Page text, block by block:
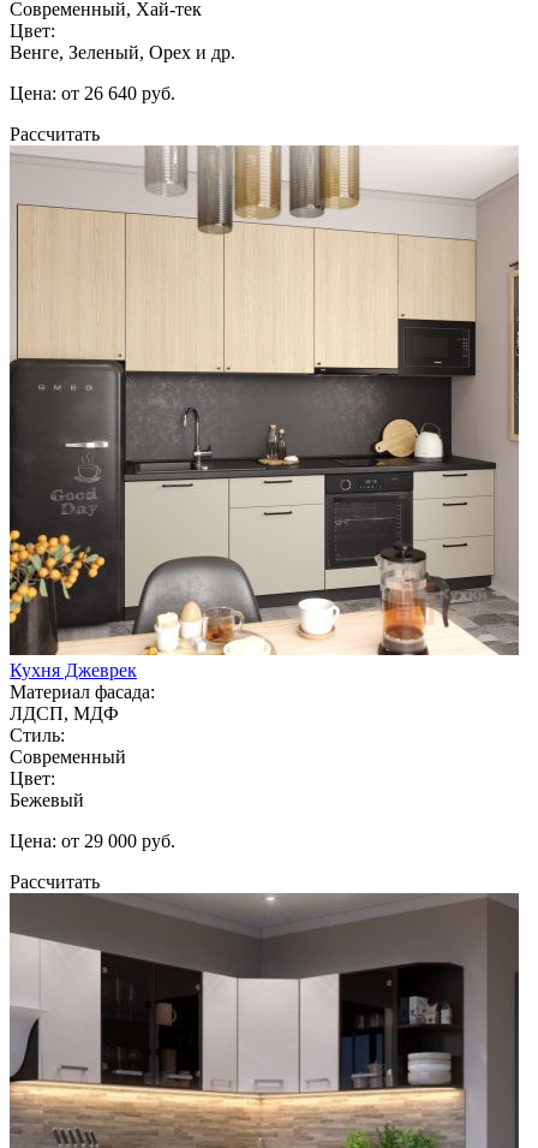
Современный, Хай-тек
Цвет:
Венге, Зеленый, Орех и др.
Цена: от 26 640 руб.
Рассчитать
Кухня Джеврек
Материал фасада:
ЛДСП, МДФ
Стиль:
Современный
Цвет:
Бежевый
Цена: от 29 000 руб.
Рассчитать